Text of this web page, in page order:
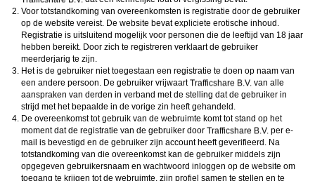
Voor totstandkoming van overeenkomsten is registratie door de gebruiker
op de website vereist. De website bevat expliciete erotische inhoud.
Registratie is uitsluitend mogelijk voor personen die de leeftijd van 18 jaar
hebben bereikt. Door zich te registreren verklaart de gebruiker
meerderjarig te zijn.
Het is de gebruiker niet toegestaan een registratie te doen op naam van
een andere persoon. De gebruiker vrijwaart
van alle
aanspraken van derden in verband met de stelling dat de gebruiker in
strijd met het bepaalde in de vorige zin heeft gehandeld.
De overeenkomst tot gebruik van de webruimte komt tot stand op het
moment dat de registratie van de gebruiker door
per e-
mail is bevestigd en de gebruiker zijn account heeft geverifieerd. Na
totstandkoming van die overeenkomst kan de gebruiker middels zijn
opgegeven gebruikersnaam en wachtwoord inloggen op de website om
toegang te krijgen tot de webruimte, zijn profiel samen te stellen en te